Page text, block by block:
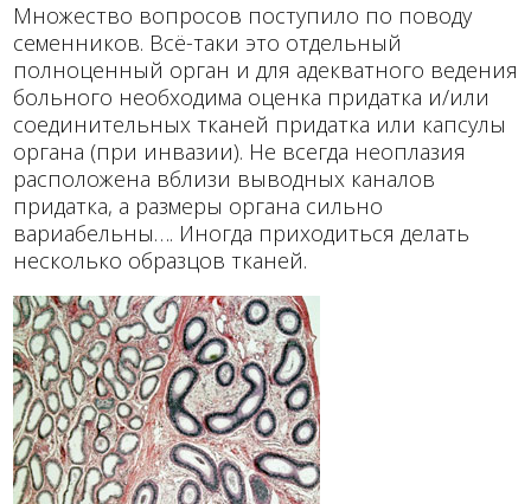
Множество вопросов поступило по поводу
семенников. Всё-таки это отдельный
полноценный орган и для адекватного ведения
больного необходима оценка придатка и/или
соединительных тканей придатка или капсулы
органа (при инвазии). Не всегда неоплазия
расположена вблизи выводных каналов
придатка, а размеры органа сильно
вариабельны…. Иногда приходиться делать
несколько образцов тканей.